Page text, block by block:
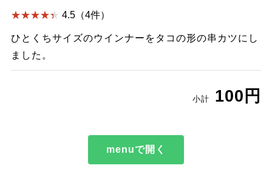
4.5（4件）
ひとくちサイズのウインナーをタコの形の串カツにし
ました。
小計 100円
menuで開く